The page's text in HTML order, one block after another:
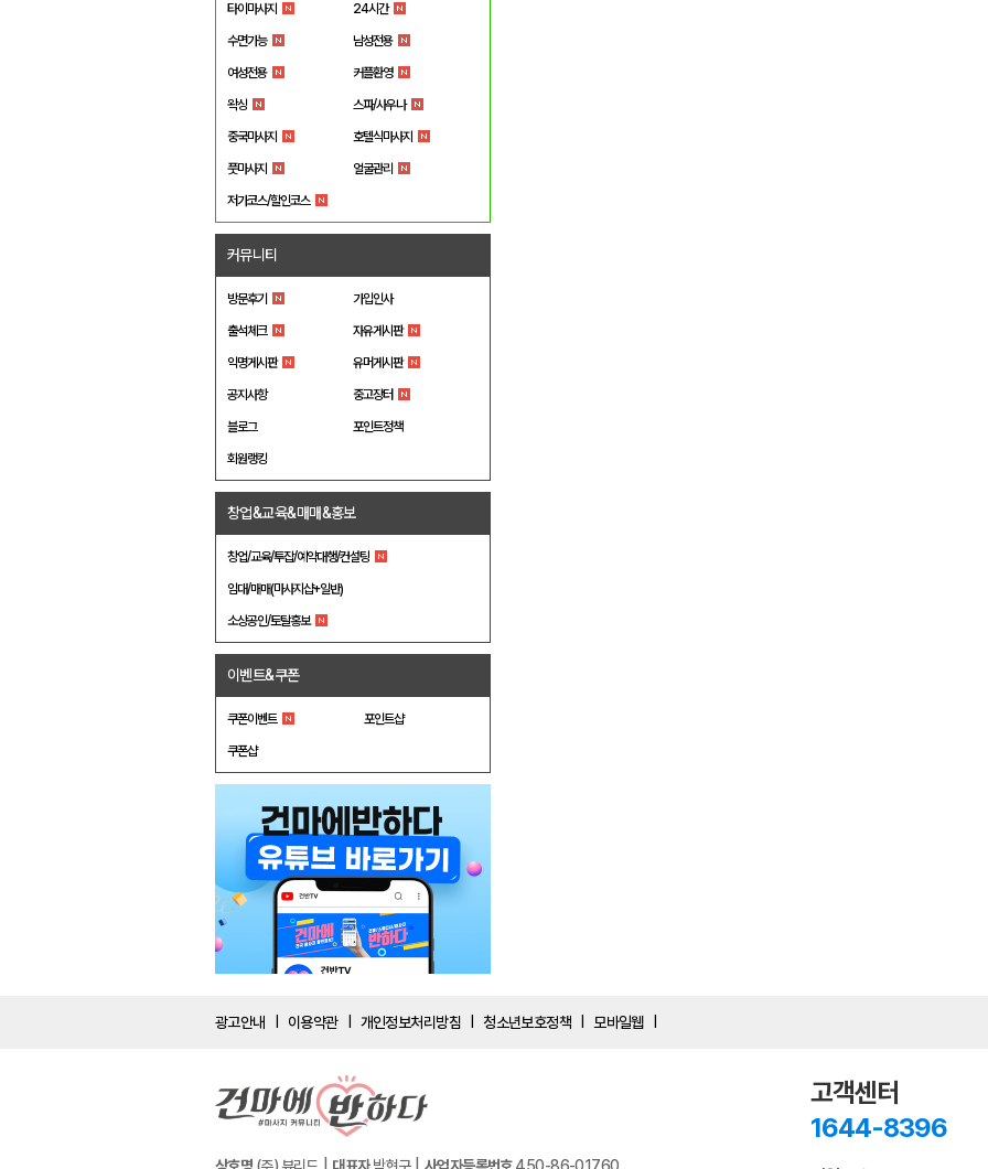
타이마사지 24시간
수면가능 남성전용
여성전용 커플환영
왁싱 스파/사우나
중국마사지 호텔식마사지
풋마사지 얼굴관리
저가코스/할인코스
커뮤니티
방문후기 가입인사
출석체크 자유게시판
익명게시판 유머게시판
공지사항 중고장터
블로그 포인트정책
회원랭킹
창업&교육&매매&홍보
창업/교육/투잡/예약대행/컨설팅
임대/매매(마사지샵+일반)
소상공인/토탈홍보
이벤트&쿠폰
쿠폰이벤트 포인트샵
쿠폰샵
광고안내 이용약관 개인정보처리방침 청소년보호정책 모바일웹
고객센터
1644-8396